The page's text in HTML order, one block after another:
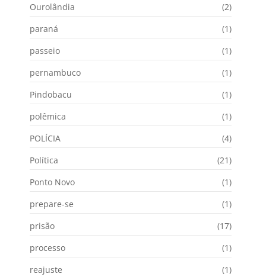
Ourolândia
(2)
paraná
(1)
passeio
(1)
pernambuco
(1)
Pindobacu
(1)
polêmica
(1)
POLÍCIA
(4)
Política
(21)
Ponto Novo
(1)
prepare-se
(1)
prisão
(17)
processo
(1)
reajuste
(1)